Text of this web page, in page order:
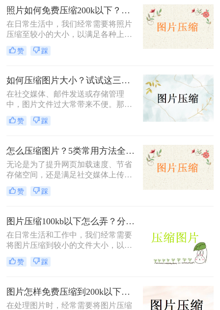
么压缩呢？以下是四种常用的图片压
缩方法，帮助您轻松解决这一问题。
照片如何免费压缩200k以下？快来学习这3种压缩方法！
在日常生活中，我们经常需要将照片
压缩至较小的大小，以满足各种上
传、分享或存储的需求。那么照片如
何免费压缩200k以下呢？本文将介绍
法。
赞 踩
如何压缩图片大小？试试这三种简单有效的压缩方法！
在社交媒体、邮件发送或存储管理
中，图片文件过大常带来不便。那么
如何压缩图片大小呢？本文整理了三
种简单有效的压缩方法，助您快速压
赞 踩
怎么压缩图片？5类常用方法全解析！
无论是为了提升网页加载速度、节省
存储空间，还是满足社交媒体上传限
制，图片压缩都是高频需求。那么怎
么压缩图片呢？本文系统梳理5类主
你快速掌握压缩技巧。
赞 踩
图片压缩100kb以下怎么弄？分享4个高效压缩方法！
在日常生活和工作中，我们经常需要
将图片压缩到较小的文件大小，以便
于上传、发送或存储。将图片压缩到
100KB以下是一个常见的需求。那么
将详细介绍几种实现这一目标的方
法。
赞 踩
图片怎样免费压缩到200k以下？二种压缩方法分享
在处理图片时，经常需要将图片压缩